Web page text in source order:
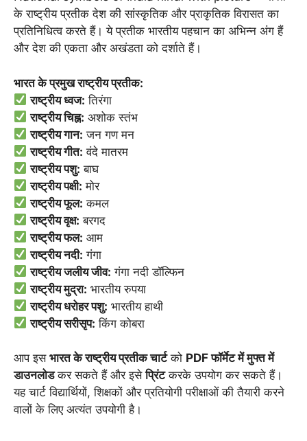
के राष्ट्रीय प्रतीक देश की सांस्कृतिक और प्राकृतिक विरासत का
प्रतिनिधित्व करते हैं। ये प्रतीक भारतीय पहचान का अभिन्न अंग हैं
और देश की एकता और अखंडता को दर्शाते हैं।
भारत के प्रमुख राष्ट्रीय प्रतीक:
राष्ट्रीय ध्वज: तिरंगा
राष्ट्रीय चिह्न: अशोक स्तंभ
राष्ट्रीय गान: जन गण मन
राष्ट्रीय गीत: वंदे मातरम
राष्ट्रीय पशु: बाघ
राष्ट्रीय पक्षी: मोर
राष्ट्रीय फूल: कमल
राष्ट्रीय वृक्ष: बरगद
राष्ट्रीय फल: आम
राष्ट्रीय नदी: गंगा
राष्ट्रीय जलीय जीव: गंगा नदी डॉल्फिन
राष्ट्रीय मुद्रा: भारतीय रुपया
राष्ट्रीय धरोहर पशु: भारतीय हाथी
राष्ट्रीय सरीसृप: किंग कोबरा
आप इस भारत के राष्ट्रीय प्रतीक चार्टको PDF फॉर्मेट में मुफ्त में
डाउनलोडकर सकते हैं और इसेप्रिंटकरके उपयोग कर सकते हैं।
यह चार्ट विद्यार्थियों, शिक्षकों और प्रतियोगी परीक्षाओं की तैयारी करने
वालों के लिए अत्यंत उपयोगी है।